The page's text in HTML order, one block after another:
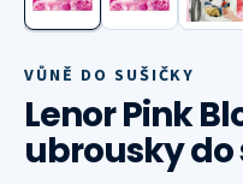
VŮNĚ DO SUŠIČKY
Lenor Pink
ubrousky do